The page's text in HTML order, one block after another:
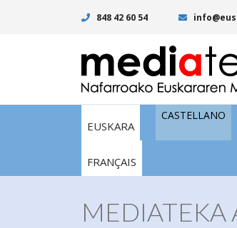
848 42 60 54
EUSKARA
CASTELLANO
FRANÇAIS
MEDIATEKA